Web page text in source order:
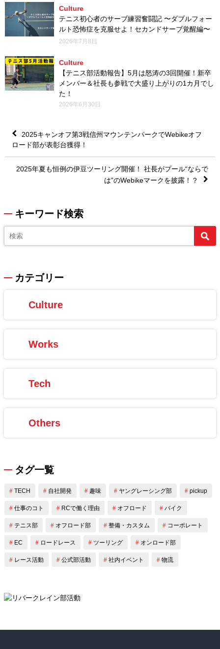
Culture
テニス初心者のサーブ練習奮闘記 〜ダブルフォー
ルト恐怖症を克服せよ！セカンドサーブ覚醒編〜
2026年7月8日
Culture
【テニス部活動報告】5月は怒涛の3回開催！新卒
メンバー＆社長も参戦で大盛り上がりの1カ月でし
た！
2026年6月30日
2025キャンオフ第3戦信州マウンテンパークでWebikeオフ
ロード部が表彰台獲得！
2025年夏も恒例の伊豆ツーリング開催！ 社長がプール“ならで
は”のWebikeマークを披露！？
キーワード検索
カテゴリー
Culture
Others
Tech
Works
タグ一覧
TECH 自社開発 趣味 ヤングレーシング部 pickup
仕事のコト RCで働く理由 オフロード バイク
テニス部 オフロード部 整備・カスタム コーポレート
EC ロードレース ツーリング オンロード部
レース活動 公式部活動 社内イベント 物流